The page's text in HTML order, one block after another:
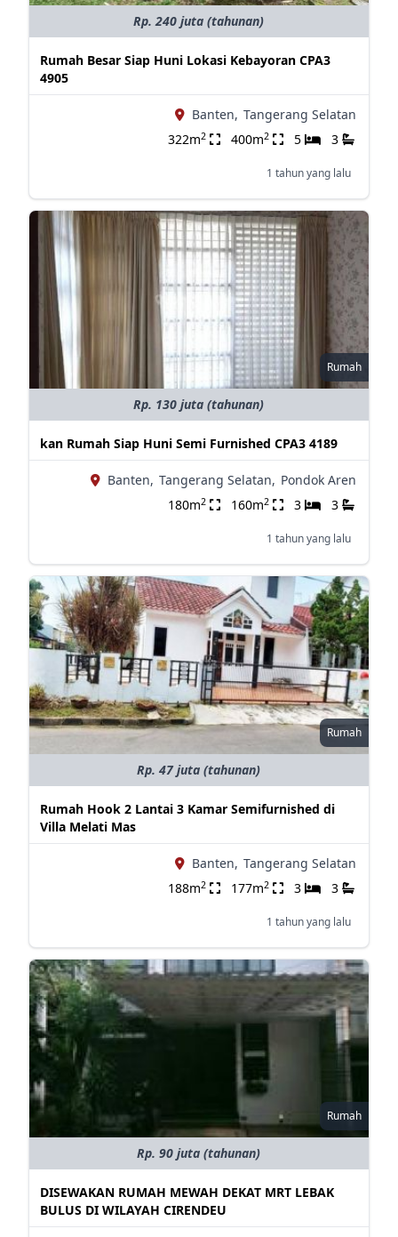
Rp. 240 juta (tahunan)
Rumah Besar Siap Huni Lokasi Kebayoran CPA3
4905
Banten, Tangerang Selatan
322m2 400m2 5 3
1 tahun yang lalu
Rumah
Rp. 130 juta (tahunan)
kan Rumah Siap Huni Semi Furnished CPA3 4189
Banten, Tangerang Selatan, Pondok Aren
180m2 160m2 3 3
1 tahun yang lalu
Rumah
Rp. 47 juta (tahunan)
Rumah Hook 2 Lantai 3 Kamar Semifurnished di
Villa Melati Mas
Banten, Tangerang Selatan
188m2 177m2 3 3
1 tahun yang lalu
Rumah
Rp. 90 juta (tahunan)
DISEWAKAN RUMAH MEWAH DEKAT MRT LEBAK
BULUS DI WILAYAH CIRENDEU